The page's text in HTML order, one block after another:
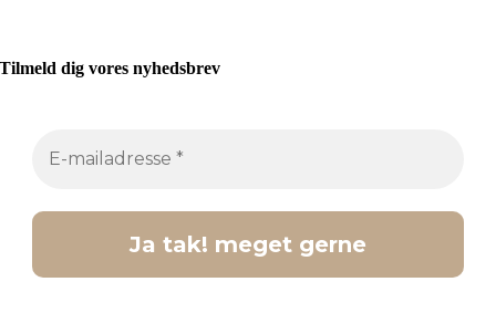
Tilmeld dig vores nyhedsbrev